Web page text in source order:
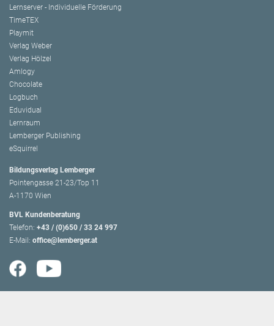
Lernserver - Individuelle Förderung
TimeTEX
Playmit
Verlag Weber
Verlag Hölzel
Amlogy
Chocolate
Logbuch
Eduvidual
Lernraum
Lemberger Publishing
eSquirrel
Bildungsverlag Lemberger
Pointengasse 21-23/Top 11
A-1170 Wien
BVL Kundenberatung
Telefon: +43 / (0)650 / 33 24 997
E-Mail: office@lemberger.at